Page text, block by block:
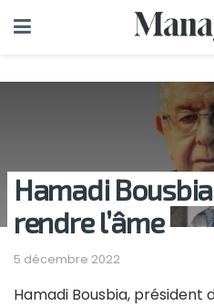
Hamadi
rendre l’âme
5 décembre 2022
Hamadi Bousbia, président